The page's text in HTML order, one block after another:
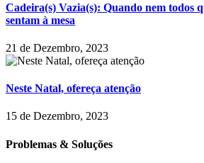
Cadeira(s) Vazia(s): Quando nem todos
sentam à mesa
21 de Dezembro, 2023
Neste Natal, ofereça atenção
15 de Dezembro, 2023
Problemas & Soluções